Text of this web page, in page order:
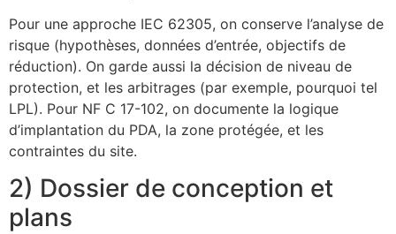
Pour une approche IEC 62305, on conserve l’analyse de
risque (hypothèses, données d’entrée, objectifs de
réduction). On garde aussi la décision de niveau de
protection, et les arbitrages (par exemple, pourquoi tel
LPL). Pour NF C 17-102, on documente la logique
d’implantation du PDA, la zone protégée, et les
contraintes du site.
2) Dossier de conception et
plans